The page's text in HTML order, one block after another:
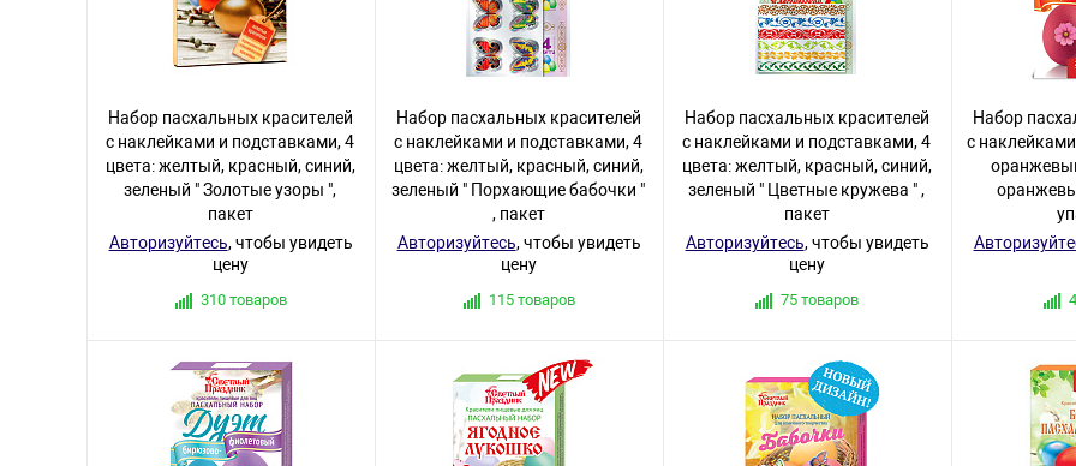
Набор пасхальных красителей
с наклейками и подставками, 4
цвета: желтый, красный, синий,
зеленый " Золотые узоры ",
пакет
Авторизуйтесь, чтобы увидеть
цену
310 товаров
Набор пасхальных красителей
с наклейками и подставками, 4
цвета: желтый, красный, синий,
зеленый " Порхающие бабочки "
, пакет
Авторизуйтесь, чтобы увидеть
цену
115 товаров
Набор пасхальных красителей
с наклейками и подставками, 4
цвета: желтый, красный, синий,
зеленый " Цветные кружева " ,
пакет
Авторизуйтесь, чтобы увидеть
цену
75 товаров
Набор
с